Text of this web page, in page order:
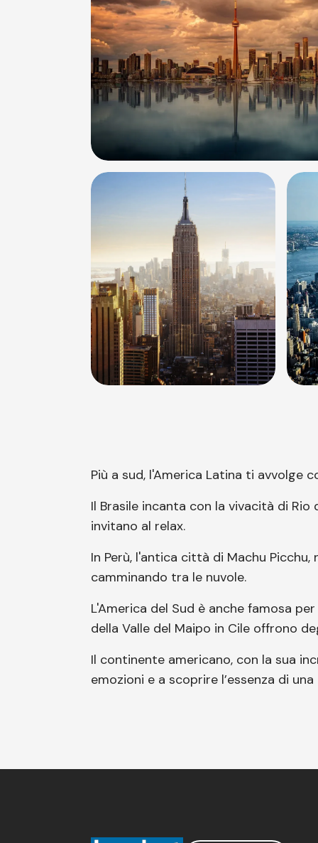
Più a sud, l'America Latina ti avvolge
Il Brasile incanta con la vivacità di
invitano al relax.
In Perù, l'antica città di Machu
camminando tra le nuvole.
L'America del Sud è anche famosa
della Valle del Maipo in Cile offrono
Il continente americano, con la sua
emozioni e a scoprire l’essenza di